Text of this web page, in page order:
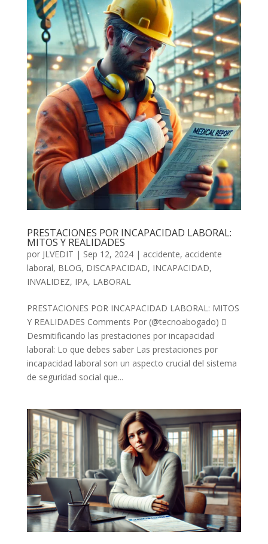
PRESTACIONES POR INCAPACIDAD LABORAL:
MITOS Y REALIDADES
por JLVEDIT | Sep 12, 2024| accidente, accidente
laboral, BLOG, DISCAPACIDAD, INCAPACIDAD,
INVALIDEZ, IPA, LABORAL
PRESTACIONES POR INCAPACIDAD LABORAL: MITOS
Y REALIDADES Comments Por (@tecnoabogado) 
Desmitificando las prestaciones por incapacidad
laboral: Lo que debes saber Las prestaciones por
incapacidad laboral son un aspecto crucial del sistema
de seguridad social que...